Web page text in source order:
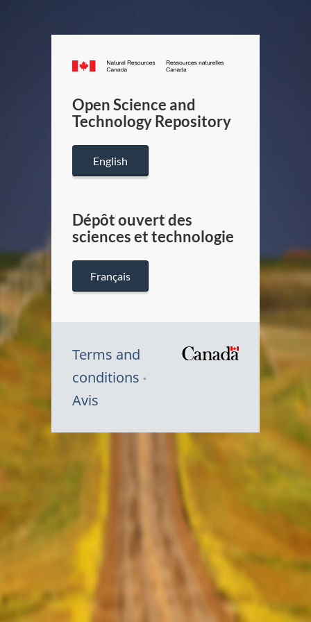
Canada.ca
/
Canada
Open Science and
Technology Repository
English
Dépôt ouvert des
sciences et technologie
Français
Terms and
conditions
Avis
Symbole
Canada